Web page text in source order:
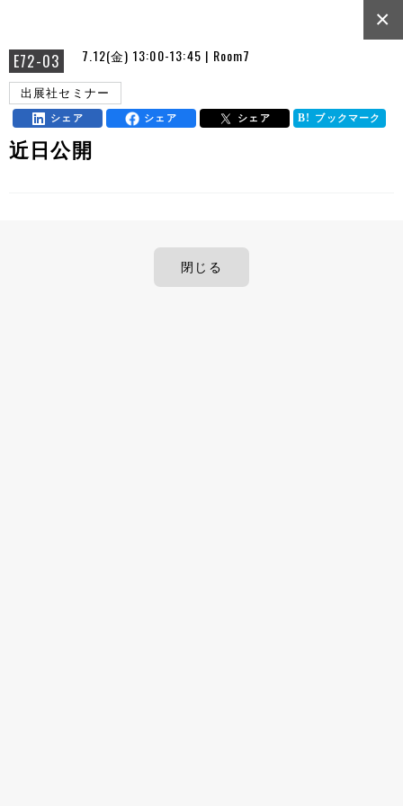
E72-03 7.12(金) 13:00-13:45 | Room7
×
出展社セミナー
シェア シェア シェア ブックマーク
近日公開
閉じる